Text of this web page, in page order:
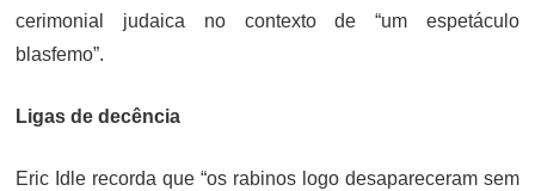
cerimonial judaica no contexto de “um espetáculo
blasfemo”.
Ligas de decência
Eric Idle recorda que “os rabinos logo desapareceram sem